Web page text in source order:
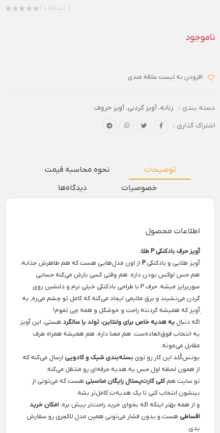
( 0 دیدگاه )
ناموجود
افزودن به لیست علاقه مندی
دسته بندی : زنانه،آویز گردنی،آویز حروف
اشتراک گذاری :
توضیحات
نحوه محاسبه قیمت
خصوصیات
دیدگاه‌ها
اطلاعات محصول
آویز حرف بادکنکی P طلا:
آویز طلایی و بادکنکیP از اون مدل‌هایی هست که هم ظاهرش جذابه،
هم حس لوکس بودن داره، هم وقتی کسی بازش می‌کنه حسابی
سورپرایز میشه. حرف P با طراحی بادکنکی خیلی نرم و دلنشین روی
گردن می‌نشیند و برق ملایمی ایجاد می‌کنه که کامل تو چشم می‌ره, یه
ِآویز که همیشه گردنته راحت و خوشگل و همه چی تموم!
اگه دنبال یه هدیه خاص برای ولنتاین، تولد یا سالگرد هستی، این آویز
یه انتخاب فوق‌العاده‌ست. هم معنا داره، هم همیشه همراه طرف
مقابل می‌مونه.
یونس‌گُلد این کار رو توی بسته‌بندی شیک و کادویی ارسال می‌کنه که
از همون لحظه اول حس یه هدیه حرفه‌ای رو منتقل می‌کنه.
تو سایت همکلی کارت‌پستال رایگان مناسبتی هست که می‌تونی از
بینشون انتخاب کنی تا پک هدیه‌ت کامل‌تر بشه.
و از همه بهتر اینکه اگه بخوای خرید راحت‌تر پیش بره، امکان خرید
اقساطی هست و بدون فشار می‌تونی همین مدل لاکچری رو سفارش
بدی.